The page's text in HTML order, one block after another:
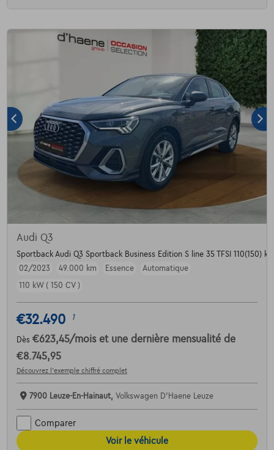
Audi Q3
Sportback Audi Q3 Sportback Business Edition S line 35 TFSI 110(150)
02/2023
49.000 km Essence
Automatique
110 kW ( 150 CV )
€32.490 1
Dès €623,45/mois et une dernière mensualité de
€8.745,95
Découvrez l’exemple chiffré complet
7900 Leuze-En-Hainaut, Volkswagen D'Haene Leuze
Comparer
Voir le véhicule